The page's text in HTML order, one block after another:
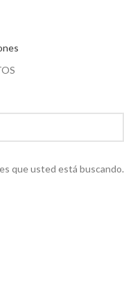
que usted está buscando.